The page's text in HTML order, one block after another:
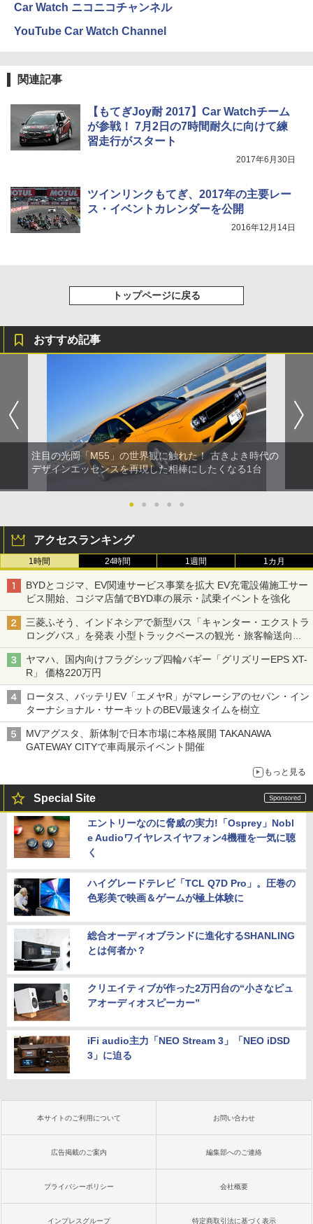
Car Watch ニコニコチャンネル
YouTube Car Watch Channel
関連記事
【もてぎJoy耐 2017】Car Watchチーム
が参戦！ 7月2日の7時間耐久に向けて練
習走行がスタート
2017年6月30日
ツインリンクもてぎ、2017年の主要レー
ス・イベントカレンダーを公開
2016年12月14日
トップページに戻る
おすすめ記事
注目の光岡「M55」の世界観に触れた！ 古きよき時代の
デザインエッセンスを再現した相棒にしたくなる1台
● ● ● ● ●
アクセスランキング
1時間 24時間 1週間 1カ月
BYDとコジマ、EV関連サービス事業を拡大 EV充電設備施工サー
ビス開始、コジマ店舗でBYD車の展示・試乗イベントを強化
三菱ふそう、インドネシアで新型バス「キャンター・エクストラ
ロングバス」を発表 小型トラックベースの観光・旅客輸送向け
バス
ヤマハ、国内向けフラグシップ四輪バギー「グリズリーEPS XT-
R」 価格220万円
ロータス、バッテリEV「エメヤR」がマレーシアのセパン・イン
ターナショナル・サーキットのBEV最速タイムを樹立
MVアグスタ、新体制で日本市場に本格展開 TAKANAWA
GATEWAY CITYで車両展示イベント開催
もっと見る
Special Site
エントリーなのに脅威の実力!「Osprey」Nobl
e Audioワイヤレスイヤフォン4機種を一気に聴
く
ハイグレードテレビ「TCL Q7D Pro」。圧巻の
色彩美で映画＆ゲームが極上体験に
総合オーディオブランドに進化するSHANLING
とは何者か？
クリエイティブが作った2万円台の“小さなピュ
アオーディオスピーカー”
iFi audio主力「NEO Stream 3」「NEO iDSD
3」に迫る
本サイトのご利用について お問い合わせ
広告掲載のご案内 編集部へのご連絡
プライバシーポリシー 会社概要
インプレスグループ 特定商取引法に基づく表示